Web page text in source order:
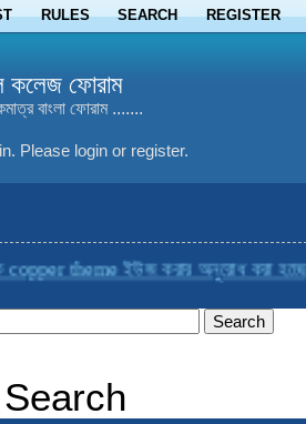
RULES SEARCH REGISTER
কলেজ ফোরাম
বাংলা ফোরাম .......
Please login or register.
ইউজ করার অনুরোধ করা হচ্ছে ....